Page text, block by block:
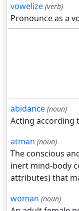
vowelize (verb)
Pronounce as a
abidance (noun)
Acting according
atman (noun)
The conscious
inert mind-body
attributes) that
woman (noun)